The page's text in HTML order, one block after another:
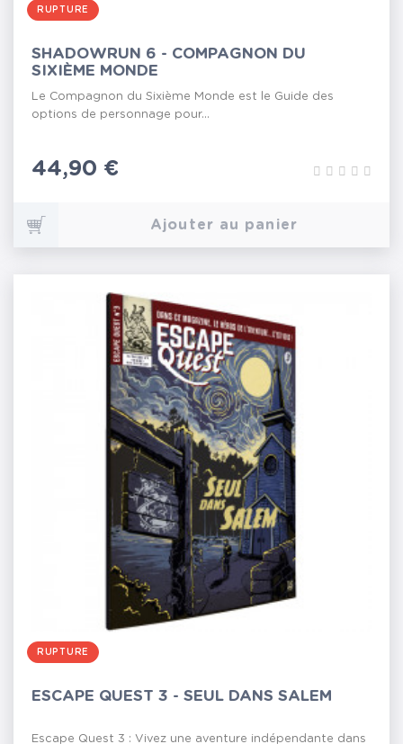
RUPTURE
SHADOWRUN 6 - COMPAGNON DU
SIXIÈME MONDE
Le Compagnon du Sixième Monde est le Guide des
options de personnage pour...
Prix
44,90 €
Ajouter au panier
RUPTURE
ESCAPE QUEST 3 - SEUL DANS SALEM
Escape Quest 3 : Vivez une aventure indépendante dans